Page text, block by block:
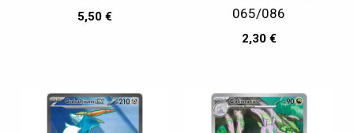
5,50€
065/086
2,30 €